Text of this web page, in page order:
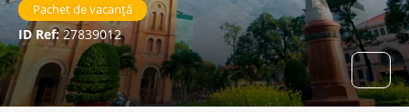
Pachet de vacanță
ID Ref:27839012